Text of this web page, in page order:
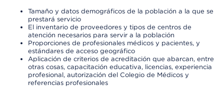
Tamaño y datos demográficos de la población a la que se
prestará servicio
El inventario de proveedores y tipos de centros de
atención necesarios para servir a la población
Proporciones de profesionales médicos y pacientes, y
estándares de acceso geográfico
Aplicación de criterios de acreditación que abarcan, entre
otras cosas, capacitación educativa, licencias, experiencia
profesional, autorización del Colegio de Médicos y
referencias profesionales